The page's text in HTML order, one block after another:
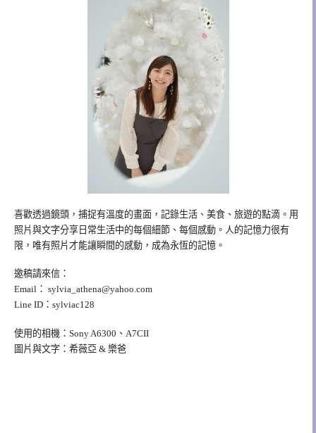
喜歡透過鏡頭，捕捉有溫度的畫面，記錄生活、美食、旅遊的點滴。用
照片與文字分享日常生活中的每個細節、每個感動。人的記憶力很有
限，唯有照片才能讓瞬間的感動，成為永恆的記憶。
邀稿請來信：
Email： sylvia_athena@yahoo.com
Line ID：sylviac128
使用的相機：Sony A6300、A7CII
圖片與文字：希薇亞 & 樂爸